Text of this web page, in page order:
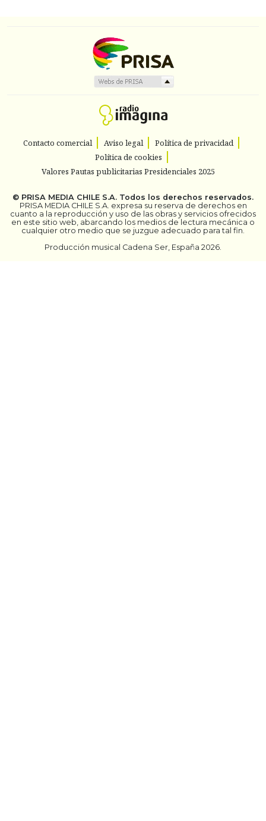
Contacto comercial Aviso legal
Política de privacidad
Política de cookies
Valores Pautas publicitarias Presidenciales 2025
© PRISA MEDIA CHILE S.A. Todos los derechos reservados.
PRISA MEDIA CHILE S.A. expresa su reserva de derechos en
cuanto a la reproducción y uso de las obras y servicios ofrecidos
en este sitio web, abarcando los medios de lectura mecánica o
cualquier otro medio que se juzgue adecuado para tal fin.
Producción musical Cadena Ser, España 2026.